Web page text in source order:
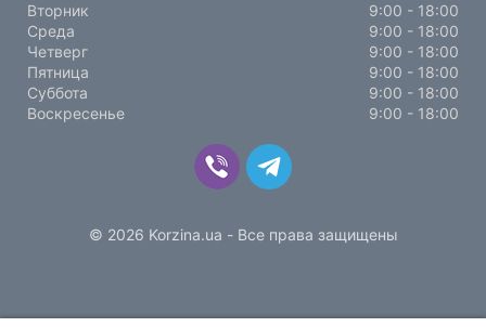
Вторник
9:00 - 18:00
Среда
9:00 - 18:00
Четверг
9:00 - 18:00
Пятница
9:00 - 18:00
Суббота
9:00 - 18:00
Воскресенье
9:00 - 18:00
© 2026 Korzina.ua - Все права защищены